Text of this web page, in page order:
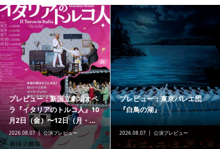
国立劇場オペ
トルコ人』10
12日（月・...
プレビュー
プレビュー：東京バレエ団
『白鳥の湖』
2026.08.07 公演プレビュー
ちょっと気
川県立音楽
リーズ
2026.08.07